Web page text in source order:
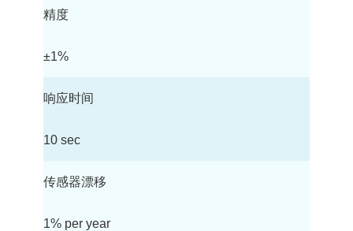
精度
±1%
响应时间
10 sec
传感器漂移
1% per year